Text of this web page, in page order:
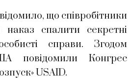
що співробітники
спалити секретні
справи. Згодом
повідомили Конгрес
USAID.